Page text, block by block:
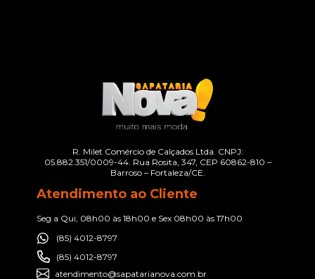
R. Milet Comércio de Calçados Ltda. CNPJ:
05.882.351/0009-44. Rua Rosita, 347, CEP 60862-810 –
Barroso – Fortaleza/CE.
Atendimento ao Cliente
Seg a Qui, 08h00 às 18h00 e Sex 08h00 às 17h00
(85) 4012-8797
(85) 4012-8797
atendimento@sapatarianova.com.br